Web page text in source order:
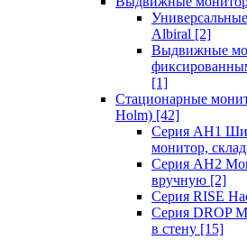
Albiral [2]
Выдвижные
[1]
Стационарные
Holm) [42]
Серия AH1
монитор,
Серия AH2
вручную [2]
Серия RISE
Серия DROP
в стену [15]